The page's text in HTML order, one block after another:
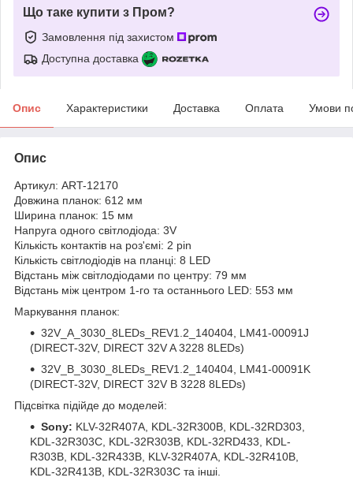
Що таке купити з Пром?
Замовлення під захистом
Доступна доставка
Опис Характеристики Доставка Оплата Умови
Опис
Артикул: ART-12170
Довжина планок: 612 мм
Ширина планок: 15 мм
Напруга одного світлодіода: 3V
Кількість контактів на роз'ємі: 2 pin
Кількість світлодіодів на планці: 8 LED
Відстань між світлодіодами по центру: 79 мм
Відстань між центром 1-го та останнього LED: 553 мм
Маркування планок:
32V_A_3030_8LEDs_REV1.2_140404, LM41-00091J
(DIRECT-32V, DIRECT 32V A 3228 8LEDs)
32V_B_3030_8LEDs_REV1.2_140404, LM41-00091K
(DIRECT-32V, DIRECT 32V B 3228 8LEDs)
Підсвітка підійде до моделей:
Sony: KLV-32R407A, KDL-32R300B, KDL-32RD303,
KDL-32R303C, KDL-32R303B, KDL-32RD433, KDL-
R303B, KDL-32R433B, KLV-32R407A, KDL-32R410B,
KDL-32R413B, KDL-32R303С та інші.